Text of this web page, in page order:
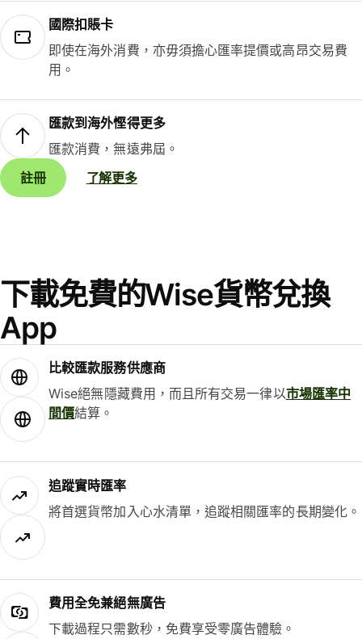
國際扣賬卡
即使在海外消費，亦毋須擔心匯率提價或高昂交易費
用。
匯款到海外慳得更多
匯款消費，無遠弗屆。
註冊
了解更多
下載免費的Wise貨幣兌換
App
比較匯款服務供應商
Wise絕無隱藏費用，而且所有交易一律以市場匯率中
間價結算。
追蹤實時匯率
將首選貨幣加入心水清單，追蹤相關匯率的長期變化。
費用全免兼絕無廣告
下載過程只需數秒，免費享受零廣告體驗。